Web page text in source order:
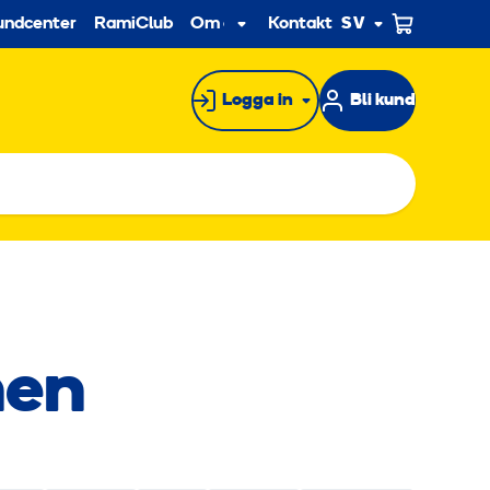
RamiClub Om ossUndermeny
Kontakt SV
Logga in Bli kund